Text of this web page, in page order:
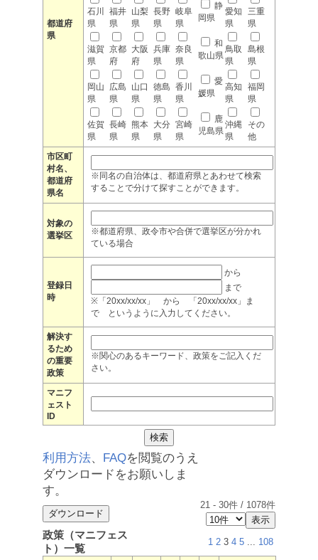
都道府
県
石川
県
福井
県
山梨
県
長野
県
岐阜
県
静
岡県
愛知
県
三重
県
滋賀
県
京都
府
大阪
府
兵庫
県
奈良
県
和
歌山県
鳥取
県
島根
県
岡山
県
広島
県
山口
県
徳島
県
香川
県
愛
媛県
高知
県
福岡
県
佐賀
県
長崎
県
熊本
県
大分
県
宮崎
県
鹿
児島県
沖縄
県
その
他
市区町
村名、
都道府
県名
※同名の自治体は、都道府県とあわせて検索
することで分けて探すことができます。
対象の
選挙区
※都道府県、政令市や合併で選挙区が分かれ
ている場合
登録日
時
から
まで
※「20xx/xx/xx」 から 「20xx/xx/xx」ま
で というように入力してください。
解決す
るため
の重要
政策
※関心のあるキーワード、政策をご記入くだ
さい。
マニフ
ェスト
ID
利用方法、 FAQを閲覧のうえ
ダウンロードをお願いしま
す。
21 - 30件 / 1078件
政策（マニフェス
ト）一覧
1 2 3 4 5 ... 108